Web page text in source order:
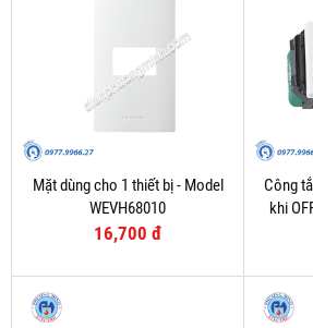
Mặt dùng cho 1 thiết bị - Model
WEVH68010
16,700 đ
Công
khi